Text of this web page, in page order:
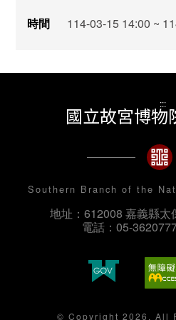
時間 114-03-15 14:00 ~
:::
國立故宮博物
Southern Branch of the
地址：612008 嘉義縣太
電話：05-
© Copyright 2026. All